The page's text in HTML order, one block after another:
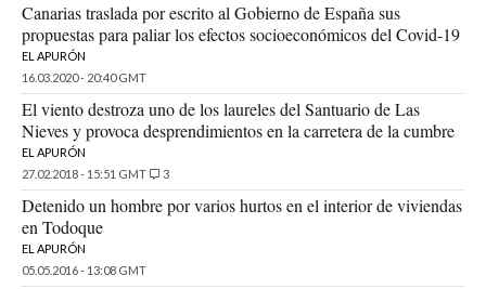
Canarias traslada por escrito al Gobierno de España sus
propuestas para paliar los efectos socioeconómicos del Covid-19
EL APURÓN
16.03.2020 - 20:40 GMT
El viento destroza uno de los laureles del Santuario de Las
Nieves y provoca desprendimientos en la carretera de la cumbre
EL APURÓN
27.02.2018 - 15:51 GMT
3
Detenido un hombre por varios hurtos en el interior de viviendas
en Todoque
EL APURÓN
05.05.2016 - 13:08 GMT